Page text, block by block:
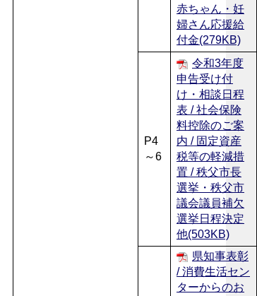
赤ちゃん・妊
婦さん応援給
付金(279KB)
P4
～6
令和3年度
申告受け付
け・相談日程
表 / 社会保険
料控除のご案
内 / 固定資産
税等の軽減措
置 / 秩父市長
選挙・秩父市
議会議員補欠
選挙日程決定
他(503KB)
県知事表彰
/ 消費生活セン
ターからのお